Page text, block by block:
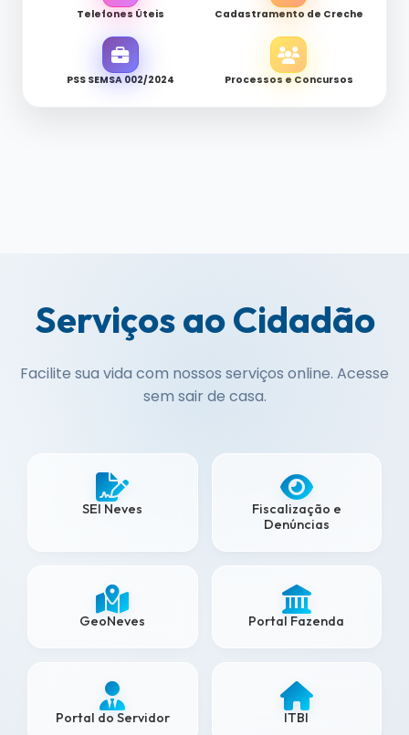
Telefones Úteis Cadastramento de Creche
PSS SEMSA 002/2024 Processos e Concursos
Serviços ao Cidadão
Facilite sua vida com nossos serviços online. Acesse
sem sair de casa.
SEI Neves
Fiscalização e
Denúncias
GeoNeves Portal Fazenda
Portal do Servidor ITBI